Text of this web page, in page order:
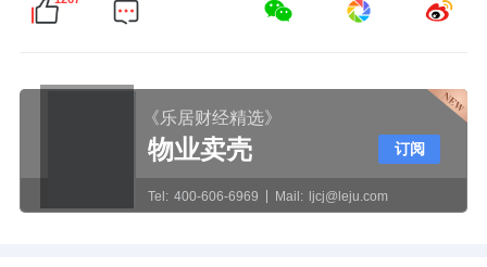
《乐居财经精选》
物业卖壳
Tel: 400-606-6969 Mail: ljcj@leju.com
订阅